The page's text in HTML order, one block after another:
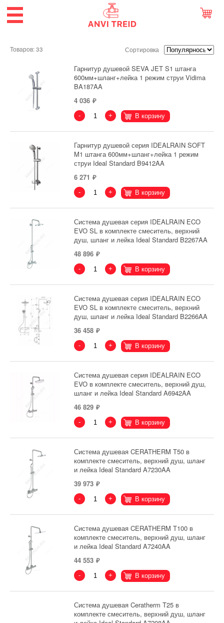
Товаров: 33 Сортировка
Гарнитур душевой SEVA JET S1 штанга
600мм+шланг+лейка 1 режим струи Vidima
BA187AA
4 036
- + В корзину
Гарнитур душевой серия IDEALRAIN SOFT
M1 штанга 600мм+шланг+лейка 1 режим
струи Ideal Standard B9412AA
6 271
- + В корзину
Система душевая серия IDEALRAIN ECO
EVO SL в комплекте смеситель, верхний
душ, шланг и лейка Ideal Standard B2267AA
48 896
- + В корзину
Система душевая серия IDEALRAIN ECO
EVO SL в комплекте смеситель, верхний
душ, шланг и лейка Ideal Standard B2266AA
36 458
- + В корзину
Система душевая серия IDEALRAIN ECO
EVO в комплекте смеситель, верхний душ,
шланг и лейка Ideal Standard A6942AA
46 829
- + В корзину
Система душевая CERATHERM T50 в
комплекте смеситель, верхний душ, шланг
и лейка Ideal Standard A7230AA
39 973
- + В корзину
Система душевая CERATHERM T100 в
комплекте смеситель, верхний душ, шланг
и лейка Ideal Standard A7240AA
44 553
- + В корзину
Система душевая Ceratherm T25 в
комплекте смеситель, верхний душ, шланг